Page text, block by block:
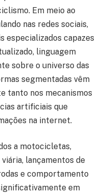
Em meio ao
nas redes sociais,
especializados capazes
linguagem
sobre o universo das
segmentadas vêm
tanto nos mecanismos
artificiais que
na internet.
a motocicletas,
lançamentos de
e comportamento
em